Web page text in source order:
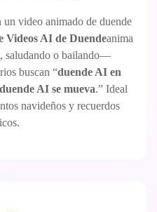
video animado de duende
Videos AI de Duendeanima
saludando o bailando—
buscan “duende AI en
AI se mueva.” Ideal
navideños y recuerdos